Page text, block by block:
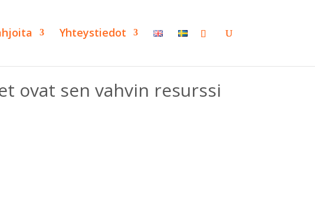
Yhteystiedot
ovat sen vahvin resurssi